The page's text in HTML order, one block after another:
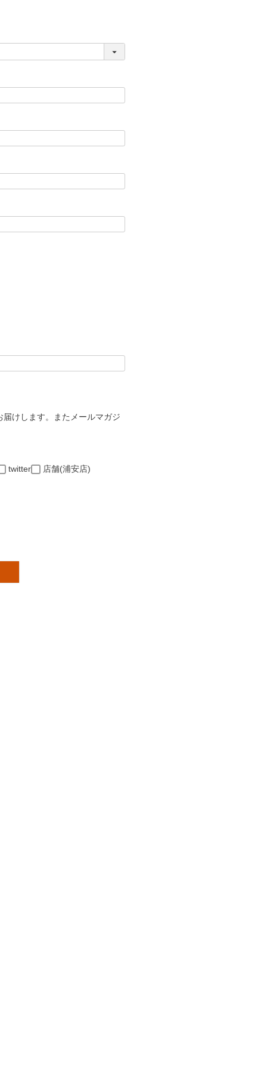
けします。またメールマガジ
twitter 店舗(浦安店)